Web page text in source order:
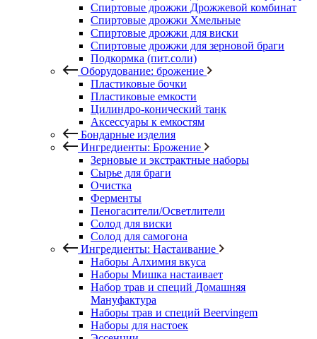
Спиртовые дрожжи Дрожжевой комбинат
Спиртовые дрожжи Хмельные
Спиртовые дрожжи для виски
Спиртовые дрожжи для зерновой браги
Подкормка (пит.соли)
Оборудование: брожение
Пластиковые бочки
Пластиковые емкости
Цилиндро-конический танк
Аксессуары к емкостям
Бондарные изделия
Ингредиенты: Брожение
Зерновые и экстрактные наборы
Сырье для браги
Очистка
Ферменты
Пеногасители/Осветлители
Солод для виски
Солод для самогона
Ингредиенты: Настаивание
Наборы Алхимия вкуса
Наборы Мишка настаивает
Набор трав и специй Домашняя
Мануфактура
Наборы трав и специй Beervingem
Наборы для настоек